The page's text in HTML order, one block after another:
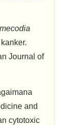
Journal of
and
cytotoxic